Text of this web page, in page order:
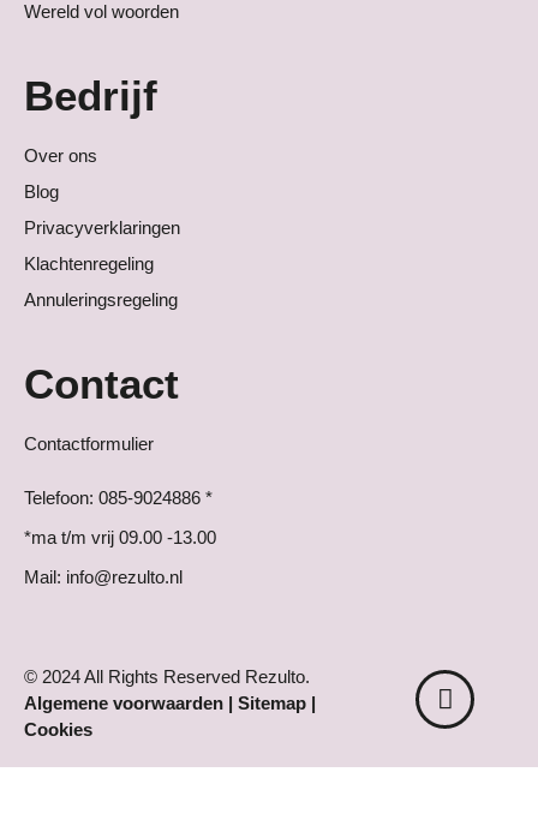
Wereld vol woorden
Bedrijf
Over ons
Blog
Privacyverklaringen
Klachtenregeling
Annuleringsregeling
Contact
Contactformulier
Telefoon: 085-9024886 *
*ma t/m vrij 09.00 -13.00
Mail: info@rezulto.nl
© 2024 All Rights Reserved Rezulto.
Algemene voorwaarden | Sitemap |
Cookies